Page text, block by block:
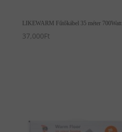
LIKEWARM Fűtőkábel 35 méter 700Watt
37,000Ft